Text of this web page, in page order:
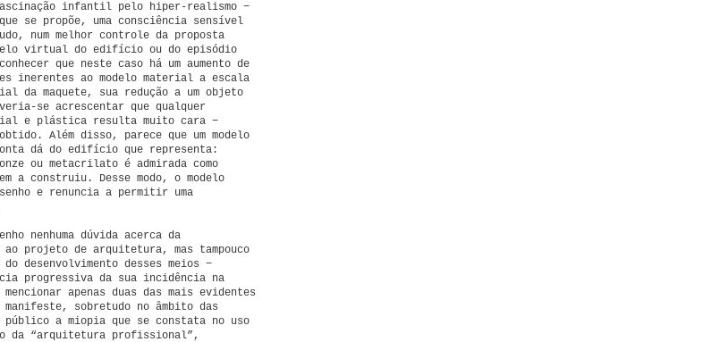
infantil pelo hiper-realismo −
se propõe, uma consciência sensível
num melhor controle da proposta
virtual do edifício ou do episódio
que neste caso há um aumento de
inerentes ao modelo material a escala
da maquete, sua redução a um objeto
se acrescentar que qualquer
e plástica resulta muito cara −
Além disso, parece que um modelo
dá do edifício que representa:
ou metacrilato é admirada como
a construiu. Desse modo, o modelo
e renuncia a permitir uma
nenhuma dúvida acerca da
projeto de arquitetura, mas tampouco
desenvolvimento desses meios −
progressiva da sua incidência na
apenas duas das mais evidentes
sobretudo no âmbito das
a miopia que se constata no uso
da “arquitetura profissional”,